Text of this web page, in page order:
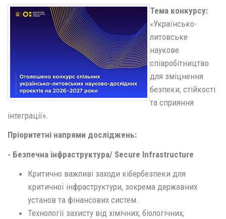
Тема конкурсу:
«Українсько-
литовське
наукове
співробітництво
для зміцнення
безпеки, стійкості
та сприяння
інтеграції».
Пріоритетні напрями досліджень:
- Безпечна інфраструктура/ Secure Infrastructure
Критично важливі заходи кібербезпеки для
критичної інфраструктури, зокрема державних
установ та фінансових систем.
Технології захисту від хімічних, біологічних,